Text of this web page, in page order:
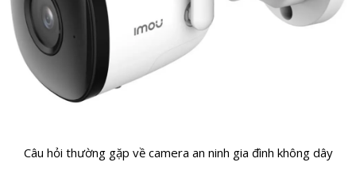
Câu hỏi thường gặp về camera an ninh gia đình không dây